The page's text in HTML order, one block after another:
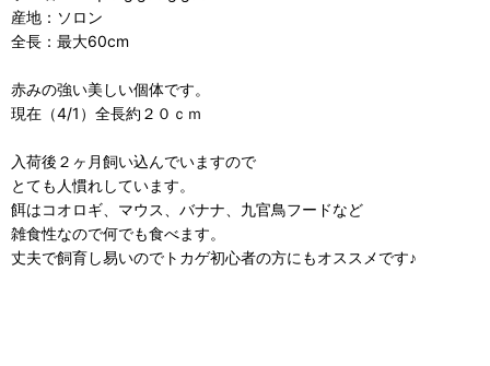
産地：ソロン
全長：最大60cm
赤みの強い美しい個体です。
現在（4/1）全長約２０ｃｍ
入荷後２ヶ月飼い込んでいますので
とても人慣れしています。
餌はコオロギ、マウス、バナナ、九官鳥フードなど
雑食性なので何でも食べます。
丈夫で飼育し易いのでトカゲ初心者の方にもオススメです♪